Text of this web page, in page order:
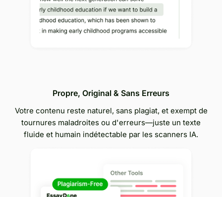
Propre, Original & Sans Erreurs
Votre contenu reste naturel, sans plagiat, et exempt de
tournures maladroites ou d'erreurs—juste un texte
fluide et humain indétectable par les scanners IA.